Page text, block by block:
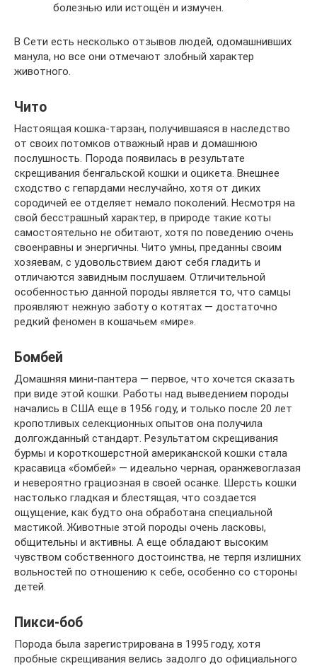
болезнью или истощён и измучен.
В Сети есть несколько отзывов людей, одомашнивших
манула, но все они отмечают злобный характер
животного.
Чито
Настоящая кошка-тарзан, получившаяся в наследство
от своих потомков отважный нрав и домашнюю
послушность. Порода появилась в результате
скрещивания бенгальской кошки и оцикета. Внешнее
сходство с гепардами неслучайно, хотя от диких
сородичей ее отделяет немало поколений. Несмотря на
свой бесстрашный характер, в природе такие коты
самостоятельно не обитают, хотя по поведению очень
своенравны и энергичны. Чито умны, преданны своим
хозяевам, с удовольствием дают себя гладить и
отличаются завидным послушаем. Отличительной
особенностью данной породы является то, что самцы
проявляют нежную заботу о котятах — достаточно
редкий феномен в кошачьем «мире».
Бомбей
Домашняя мини-пантера — первое, что хочется сказать
при виде этой кошки. Работы над выведением породы
начались в США еще в 1956 году, и только после 20 лет
кропотливых селекционных опытов она получила
долгожданный стандарт. Результатом скрещивания
бурмы и короткошерстной американской кошки стала
красавица «бомбей» — идеально черная, оранжевоглазая
и невероятно грациозная в своей осанке. Шерсть кошки
настолько гладкая и блестящая, что создается
ощущение, как будто она обработана специальной
мастикой. Животные этой породы очень ласковы,
общительны и активны. А еще обладают высоким
чувством собственного достоинства, не терпя излишних
вольностей по отношению к себе, особенно со стороны
детей.
Пикси-боб
Порода была зарегистрирована в 1995 году, хотя
пробные скрещивания велись задолго до официального